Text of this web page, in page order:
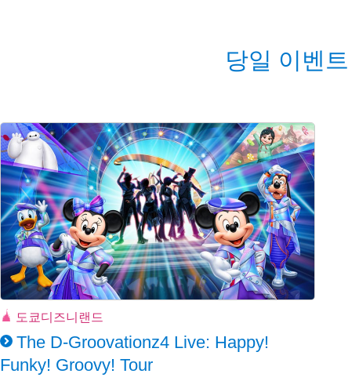
당일 이벤
도쿄디즈니랜드
The D-Groovationz4 Live: Happy!
Funky! Groovy! Tour